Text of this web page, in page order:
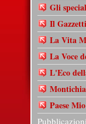
Gli
Il
La Vita
La Voce
L'Eco
Paese Mio